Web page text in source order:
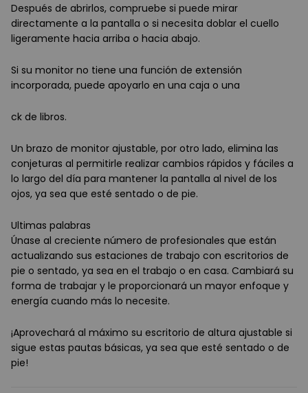
Después de abrirlos, compruebe si puede mirar
directamente a la pantalla o si necesita doblar el cuello
ligeramente hacia arriba o hacia abajo.
Si su monitor no tiene una función de extensión
incorporada, puede apoyarlo en una caja o una
ck de libros.
Un brazo de monitor ajustable, por otro lado, elimina las
conjeturas al permitirle realizar cambios rápidos y fáciles a
lo largo del día para mantener la pantalla al nivel de los
ojos, ya sea que esté sentado o de pie.
Ultimas palabras
Únase al creciente número de profesionales que están
actualizando sus estaciones de trabajo con escritorios de
pie o sentado, ya sea en el trabajo o en casa. Cambiará su
forma de trabajar y le proporcionará un mayor enfoque y
energía cuando más lo necesite.
¡Aprovechará al máximo su escritorio de altura ajustable si
sigue estas pautas básicas, ya sea que esté sentado o de
pie!